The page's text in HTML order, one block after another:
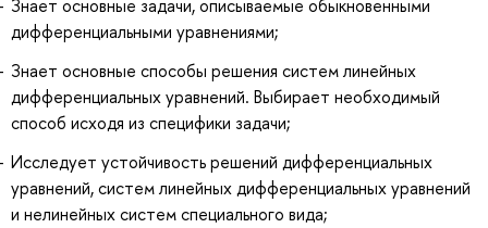
Знает основные задачи, описываемые обыкновенными
дифференциальными уравнениями;
Знает основные способы решения систем линейных
дифференциальных уравнений. Выбирает необходимый
способ исходя из специфики задачи;
Исследует устойчивость решений дифференциальных
уравнений, систем линейных дифференциальных уравнений
и нелинейных систем специального вида;